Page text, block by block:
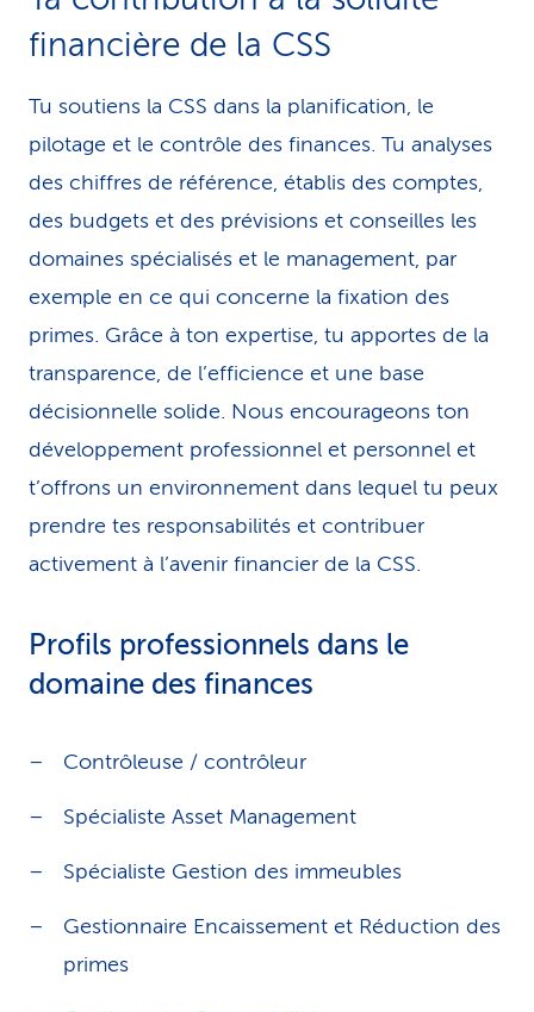
financière de la CSS
Tu soutiens la CSS dans la planification, le
pilotage et le contrôle des finances. Tu analyses
des chiffres de référence, établis des comptes,
des budgets et des prévisions et conseilles les
domaines spécialisés et le management, par
exemple en ce qui concerne la fixation des
primes. Grâce à ton expertise, tu apportes de la
transparence, de l’efficience et une base
décisionnelle solide. Nous encourageons ton
développement professionnel et personnel et
t’offrons un environnement dans lequel tu peux
prendre tes responsabilités et contribuer
activement à l’avenir financier de la CSS.
Profils professionnels dans le
domaine des finances
Contrôleuse / contrôleur
Spécialiste Asset Management
Spécialiste Gestion des immeubles
Gestionnaire Encaissement et Réduction des
primes